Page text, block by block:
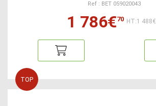
Ref : BET 059020043
1 786€70 HT:1 488€
TOP